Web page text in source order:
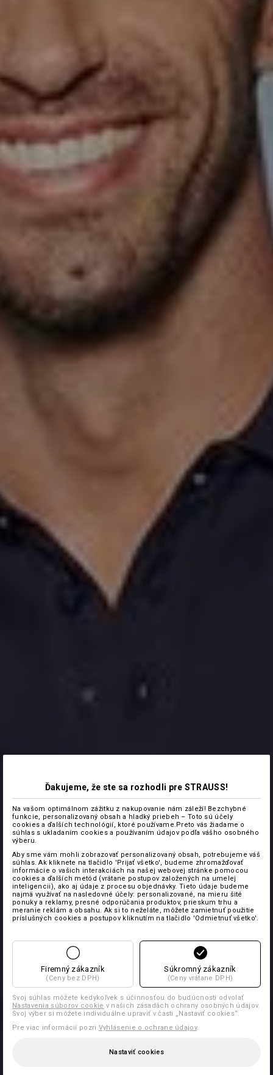
Ďakujeme, že ste sa rozhodli pre STRAUSS!
Na vašom optimálnom zážitku z nakupovanie nám záleží! Bezchybné
funkcie, personalizovaný obsah a hladký priebeh – Toto sú účely
cookies a ďalších technológií, ktoré používame.Preto vás žiadame o
súhlas s ukladaním cookies a používaním údajov podľa vášho osobného
výberu.
Aby sme vám mohli zobrazovať personalizovaný obsah, potrebujeme váš
súhlas. Ak kliknete na tlačidlo 'Prijať všetko', budeme zhromažďovať
informácie o vašich interakciách na našej webovej stránke pomocou
cookies a ďalších metód (vrátane postupov založených na umelej
inteligencii), ako aj údaje z procesu objednávky. Tieto údaje budeme
najmä využívať na nasledovné účely: personalizované, na mieru šité
ponuky a reklamy, presné odporúčania produktov, prieskum trhu a
meranie reklám a obsahu. Ak si to neželáte, môžete zamietnuť použitie
príslušných cookies a postupov kliknutím na tlačidlo 'Odmietnuť všetko'.
Firemný zákazník
(Ceny bez DPH)
Súkromný zákazník
(Ceny vrátane DPH)
Svoj súhlas môžete kedykoľvek s účinnosťou do budúcnosti odvolať
Nastavenia súborov cookie v našich zásadách ochrany osobných údajov.
Svoj výber si môžete individuálne upraviť v časti „Nastaviť cookies“.
Pre viac informácií pozri Vyhlásenie o ochrane údajov.
Nastaviť cookies